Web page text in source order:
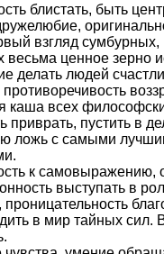
блистать, быть
взгляд сумбурных,
весьма ценное зерно
делать людей
каша всех
приврать, пустить в
ложь с самыми
к самовыражению,
выступать в
проницательность
в мир тайных сил.